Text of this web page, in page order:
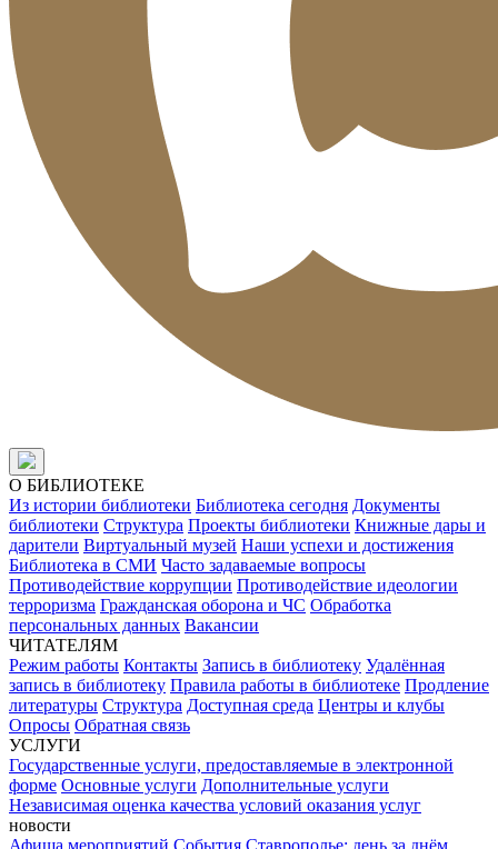
О БИБЛИОТЕКЕ
Из истории библиотеки Библиотека сегодня Документы
библиотеки Структура Проекты библиотеки Книжные дары и
дарители Виртуальный музей Наши успехи и достижения
Библиотека в СМИ Часто задаваемые вопросы
Противодействие коррупции Противодействие идеологии
терроризма Гражданская оборона и ЧС Обработка
персональных данных Вакансии
ЧИТАТЕЛЯМ
Режим работы Контакты Запись в библиотеку Удалённая
запись в библиотеку Правила работы в библиотеке Продление
литературы Структура Доступная среда Центры и клубы
Опросы Обратная связь
УСЛУГИ
Государственные услуги, предоставляемые в электронной
форме Основные услуги Дополнительные услуги
Независимая оценка качества условий оказания услуг
новости
Афиша мероприятий События Ставрополье: день за днём